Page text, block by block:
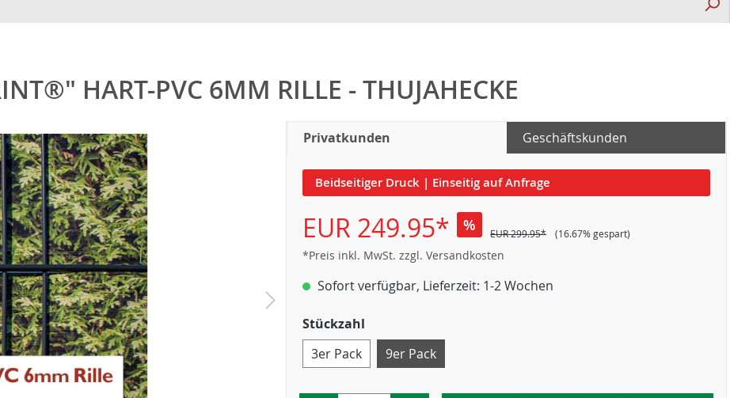
HART-PVC 6MM RILLE - THUJAHECKE
Privatkunden Geschäftskunden
Beidseitiger Druck | Einseitig auf Anfrage
EUR 249.95* % EUR 299.95* (16.67% gespart)
*Preis inkl. MwSt. zzgl. Versandkosten
Sofort verfügbar, Lieferzeit: 1-2 Wochen
Stückzahl
3er Pack
9er Pack